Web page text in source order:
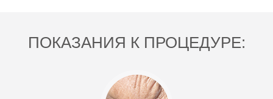
ПОКАЗАНИЯ К ПРОЦЕДУРЕ: